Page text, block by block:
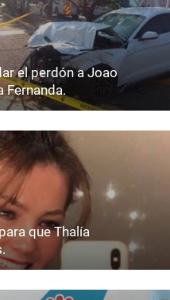
el perdón a Joao
Fernanda.
que Thalía